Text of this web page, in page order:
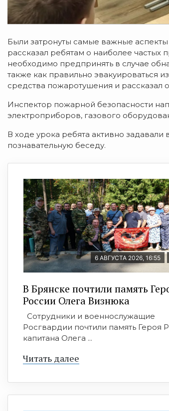
Были затронуты самые важные
рассказал ребятам о наиболее частых
необходимо предпринять в случае
также как правильно эвакуироваться
средства пожаротушения и рассказал
Инспектор пожарной безопасности
электроприборов, газового
В ходе урока ребята активно
познавательную беседу.
6 АВГУСТА 2026, 16:55
В Брянске почтили память
России Олега Визнюка
Сотрудники и военнослужащие
Росгвардии почтили память Героя
капитана Олега ...
Читать далее